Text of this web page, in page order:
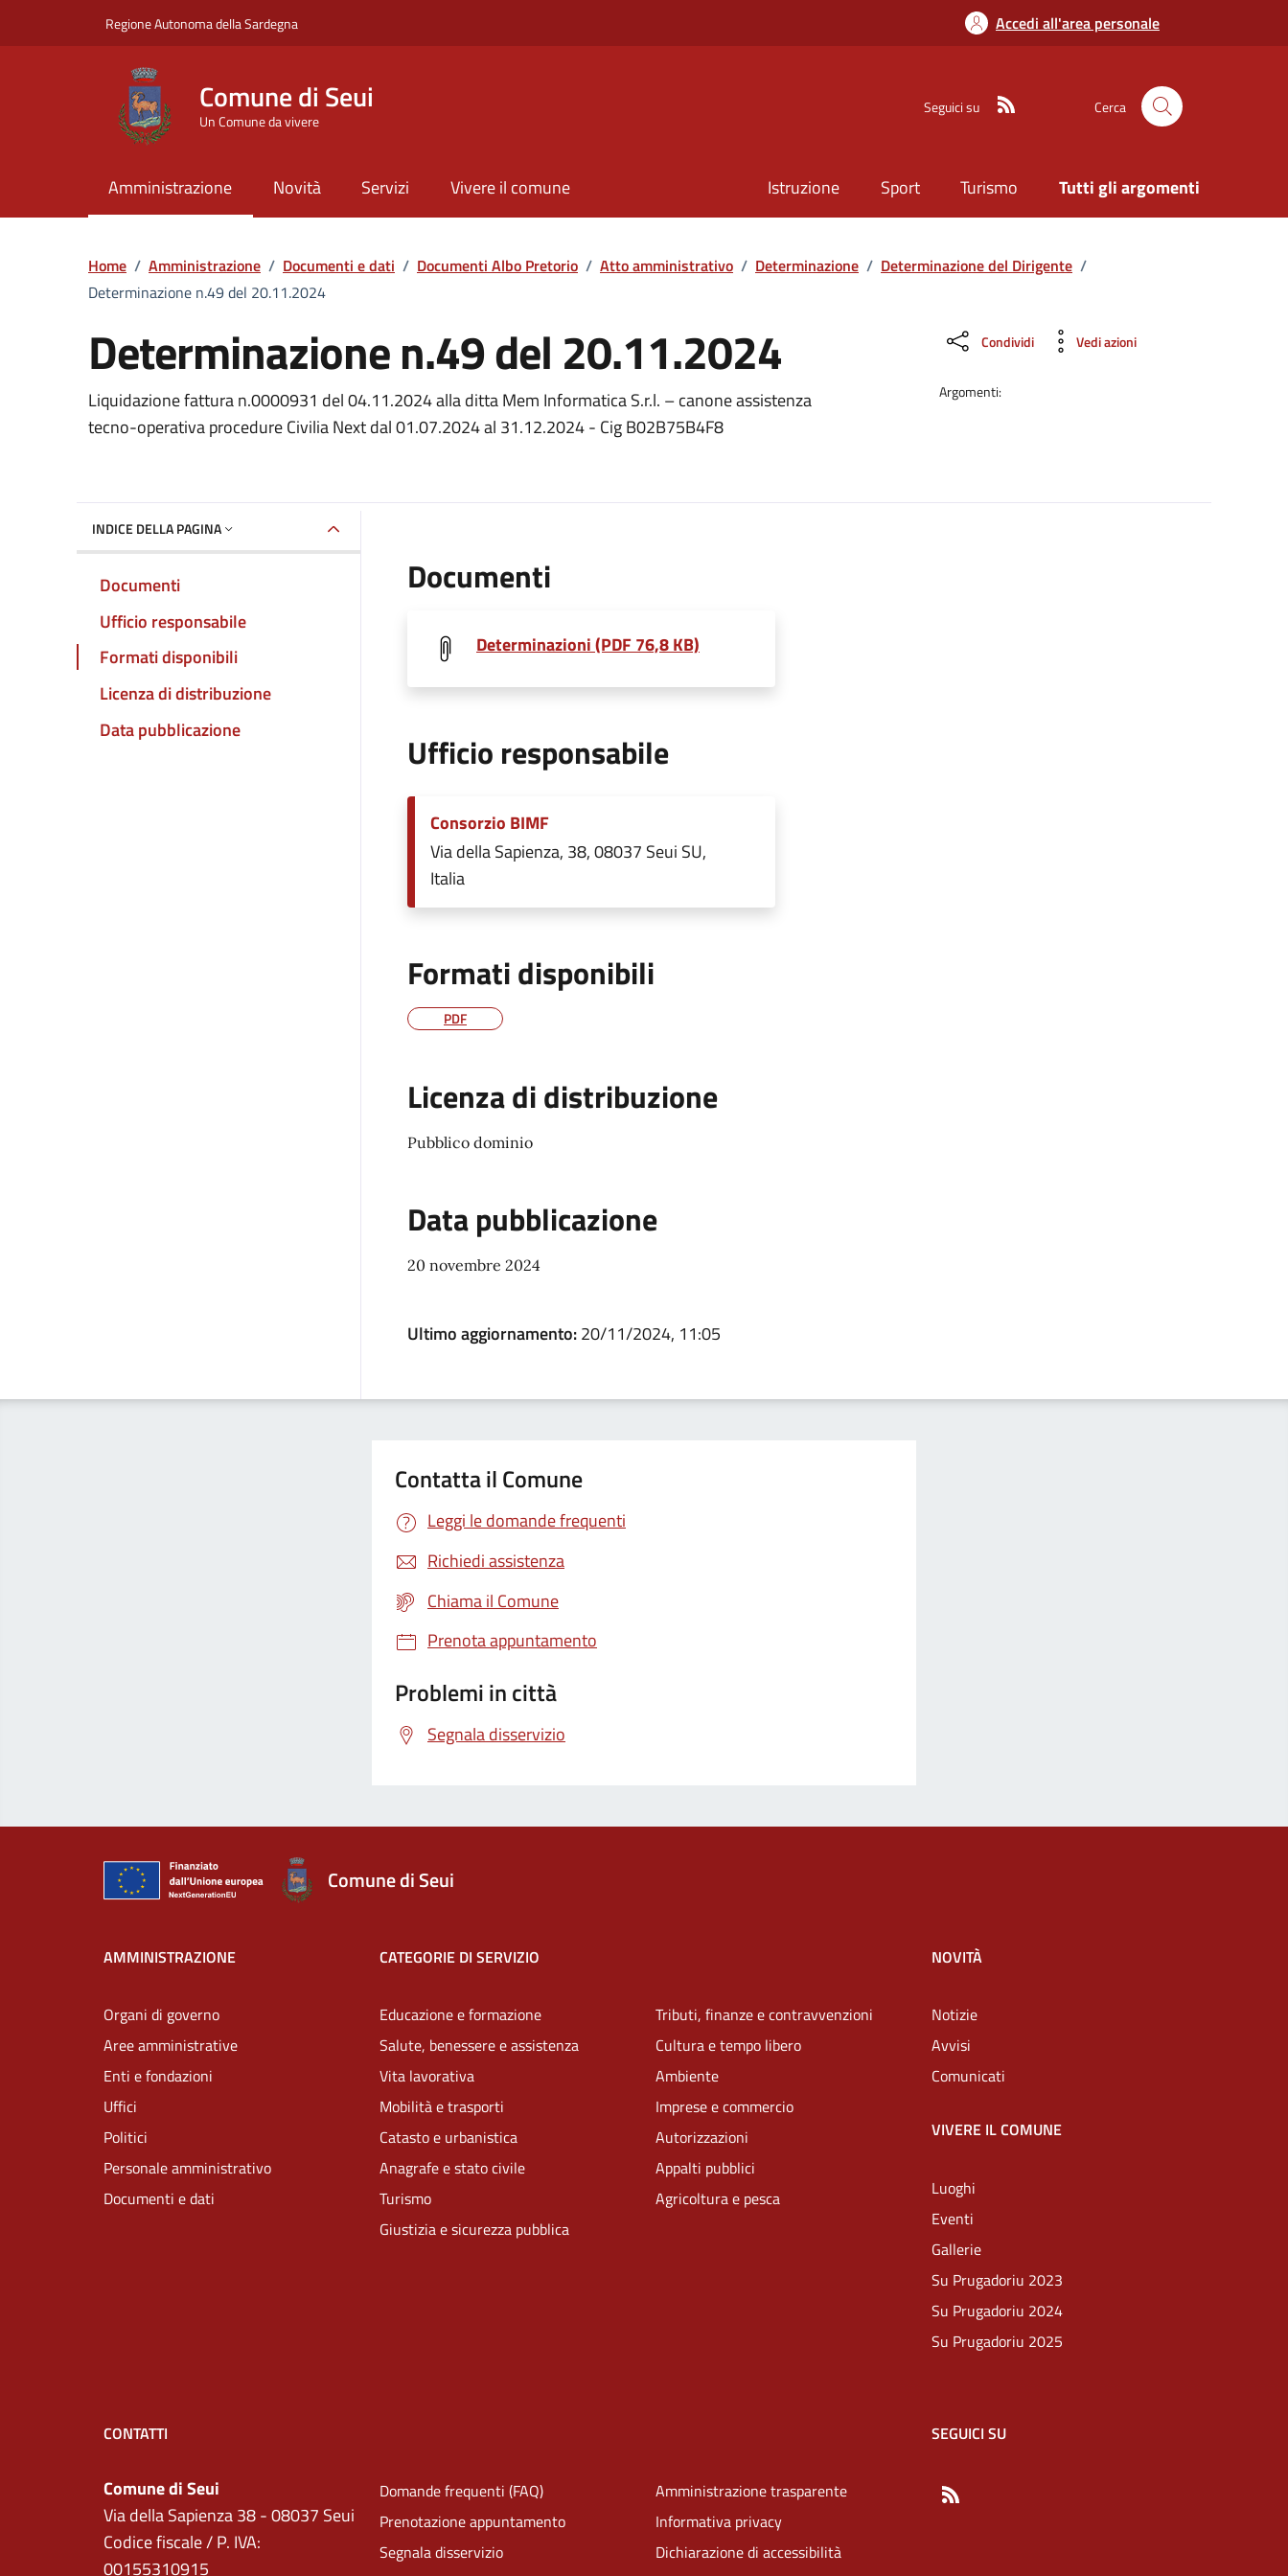
Regione Autonoma della Sardegna Accedi all'area personale
Comune di Seui
Un Comune da vivere
Seguici su Cerca
Amministrazione Novità Servizi Vivere il comune Istruzione Sport Turismo Tutti gli argomenti
Home / Amministrazione / Documenti e dati / Documenti Albo Pretorio / Atto amministrativo / Determinazione / Determinazione del Dirigente /
Determinazione n.49 del 20.11.2024
Determinazione n.49 del 20.11.2024
Dettaglio del documento
Liquidazione fattura n.0000931 del 04.11.2024 alla ditta Mem Informatica S.r.l. – canone assistenza
tecno-operativa procedure Civilia Next dal 01.07.2024 al 31.12.2024 - Cig B02B75B4F8
Condividi Vedi azioni
Argomenti:
INDICE DELLA PAGINA
Documenti
Ufficio responsabile
Formati disponibili
Licenza di distribuzione
Data pubblicazione
Documenti
Determinazioni (PDF 76,8 KB)
Ufficio responsabile
Consorzio BIMF
Via della Sapienza, 38, 08037 Seui SU,
Italia
Formati disponibili
PDF
Licenza di distribuzione
Pubblico dominio
Data pubblicazione
20 novembre 2024
Ultimo aggiornamento:20/11/2024, 11:05
Contatta il Comune
Leggi le domande frequenti
Richiedi assistenza
Chiama il Comune
Prenota appuntamento
Problemi in città
Segnala disservizio
Comune di Seui
AMMINISTRAZIONE
Organi di governo
Aree amministrative
Enti e fondazioni
Uffici
Politici
Personale amministrativo
Documenti e dati
CATEGORIE DI SERVIZIO
Educazione e formazione
Salute, benessere e assistenza
Vita lavorativa
Mobilità e trasporti
Catasto e urbanistica
Anagrafe e stato civile
Turismo
Giustizia e sicurezza pubblica
Tributi, finanze e contravvenzioni
Cultura e tempo libero
Ambiente
Imprese e commercio
Autorizzazioni
Appalti pubblici
Agricoltura e pesca
NOVITÀ
Notizie
Avvisi
Comunicati
VIVERE IL COMUNE
Luoghi
Eventi
Gallerie
Su Prugadoriu 2023
Su Prugadoriu 2024
Su Prugadoriu 2025
CONTATTI
Comune di Seui
Via della Sapienza 38 - 08037 Seui
Codice fiscale / P. IVA:
00155310915
Domande frequenti (FAQ)
Prenotazione appuntamento
Segnala disservizio
Amministrazione trasparente
Informativa privacy
Dichiarazione di accessibilità
SEGUICI SU